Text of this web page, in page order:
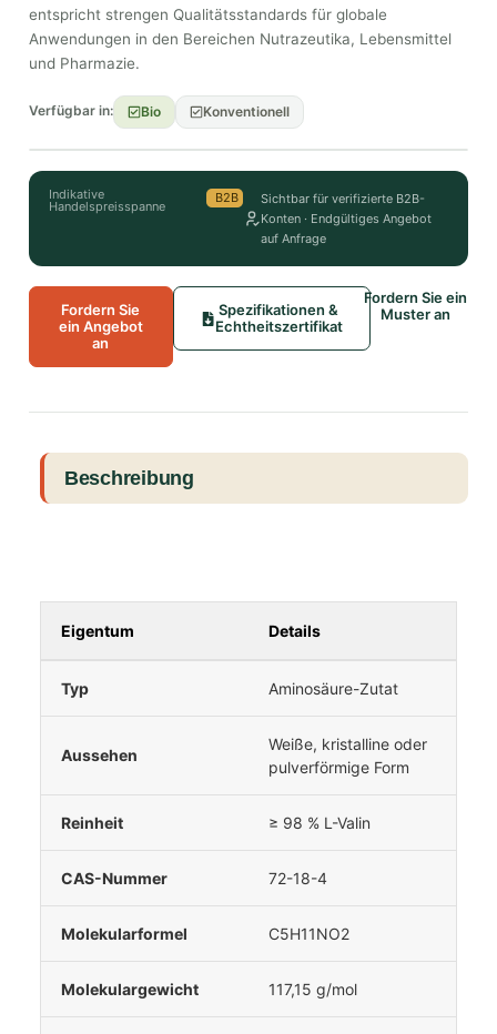
entspricht strengen Qualitätsstandards für globale
Anwendungen in den Bereichen Nutrazeutika, Lebensmittel
und Pharmazie.
Verfügbar in: Bio Konventionell
Indikative
Handelspreisspanne
B2B
Sichtbar für verifizierte B2B-
Konten · Endgültiges Angebot
auf Anfrage
Fordern Sie
ein Angebot
an
Spezifikationen &
Echtheitszertifikat
Fordern Sie ein
Muster an
Beschreibung
Eigentum Details
Typ Aminosäure-Zutat
Aussehen
Weiße, kristalline oder
pulverförmige Form
Reinheit ≥ 98 % L-Valin
CAS-Nummer 72-18-4
Molekularformel C5H11NO2
Molekulargewicht 117,15 g/mol